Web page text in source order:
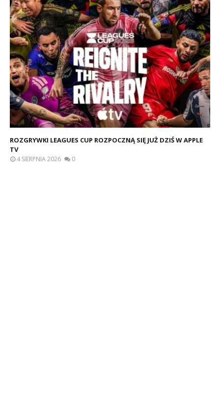
ROZGRYWKI LEAGUES CUP ROZPOCZNĄ SIĘ JUŻ DZIŚ W APPLE
TV
4 SIERPNIA 2026 0